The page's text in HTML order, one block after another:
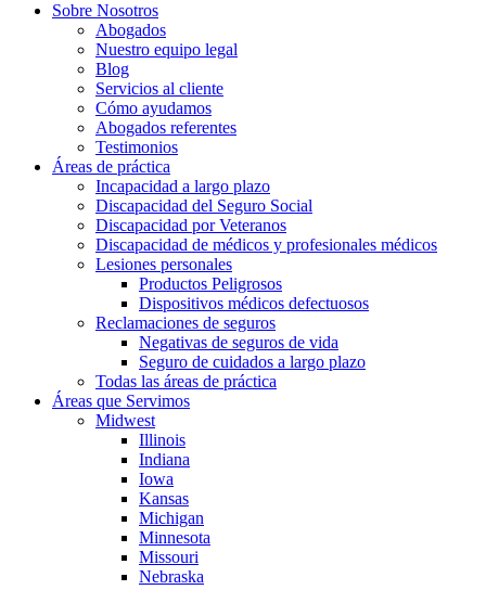
Sobre Nosotros
Abogados
Nuestro equipo legal
Blog
Servicios al cliente
Cómo ayudamos
Abogados referentes
Testimonios
Áreas de práctica
Incapacidad a largo plazo
Discapacidad del Seguro Social
Discapacidad por Veteranos
Discapacidad de médicos y profesionales médicos
Lesiones personales
Productos Peligrosos
Dispositivos médicos defectuosos
Reclamaciones de seguros
Negativas de seguros de vida
Seguro de cuidados a largo plazo
Todas las áreas de práctica
Áreas que Servimos
Midwest
Illinois
Indiana
Iowa
Kansas
Michigan
Minnesota
Missouri
Nebraska